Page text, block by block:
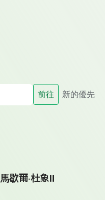
前往 新的優先
歇爾‧杜象Ⅱ